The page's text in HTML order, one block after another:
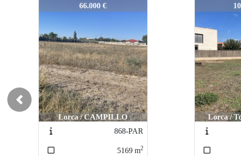
66.000 €
Lorca / CAMPILLO
868-PAR
5169 m2
Lorca /
Previous